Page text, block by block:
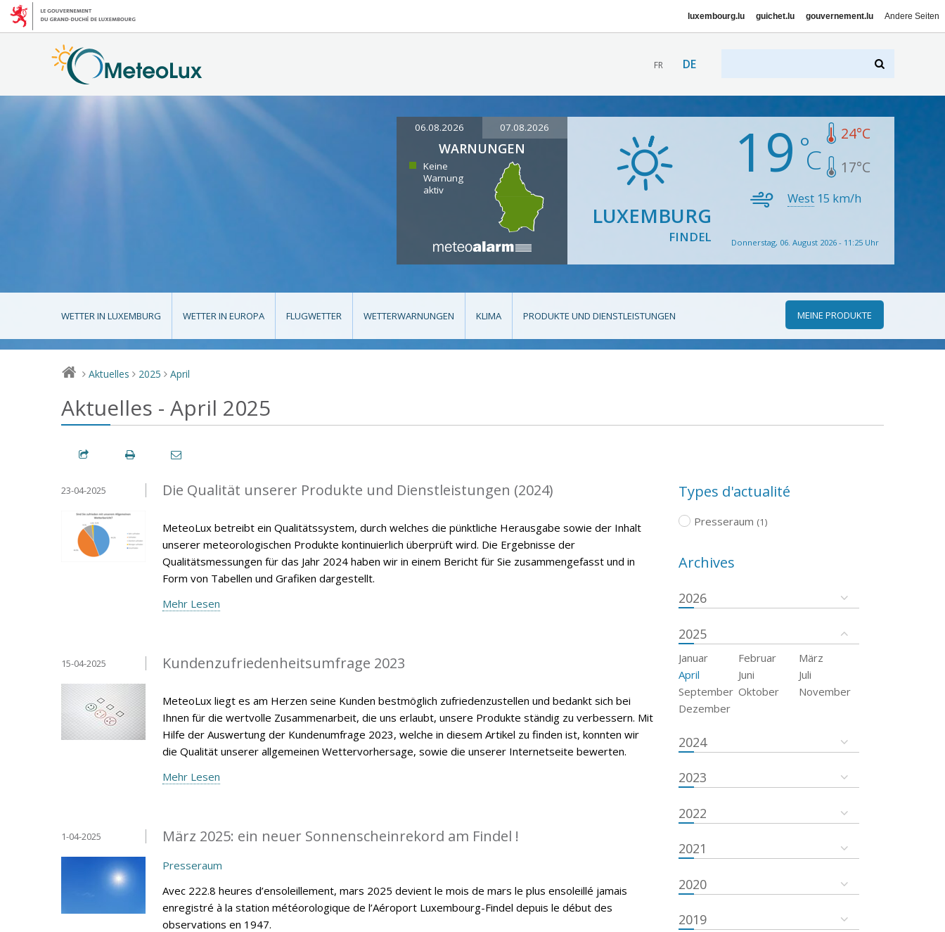
luxembourg.lu guichet.lu gouvernement.lu Andere Seiten
FR DE
06.08.2026 07.08.2026
WARNUNGEN
Keine
Warnung
aktiv
LUXEMBURG
FINDEL
19 24°C
17°C
West 15 km/h
Donnerstag, 06. August 2026 - 11:25 Uhr
WETTER IN LUXEMBURG WETTER IN EUROPA FLUGWETTER WETTERWARNUNGEN KLIMA PRODUKTE UND DIENSTLEISTUNGEN MEINE PRODUKTE
> Aktuelles > 2025 > April
Aktuelles - April 2025
Die Qualität unserer Produkte und Dienstleistungen (2024)
23-04-2025
MeteoLux betreibt ein Qualitätssystem, durch welches die pünktliche Herausgabe sowie der Inhalt
unserer meteorologischen Produkte kontinuierlich überprüft wird. Die Ergebnisse der
Qualitätsmessungen für das Jahr 2024 haben wir in einem Bericht für Sie zusammengefasst und in
Form von Tabellen und Grafiken dargestellt.
Mehr Lesen
Kundenzufriedenheitsumfrage 2023
15-04-2025
MeteoLux liegt es am Herzen seine Kunden bestmöglich zufriedenzustellen und bedankt sich bei
Ihnen für die wertvolle Zusammenarbeit, die uns erlaubt, unsere Produkte ständig zu verbessern. Mit
Hilfe der Auswertung der Kundenumfrage 2023, welche in diesem Artikel zu finden ist, konnten wir
die Qualität unserer allgemeinen Wettervorhersage, sowie die unserer Internetseite bewerten.
Mehr Lesen
März 2025: ein neuer Sonnenscheinrekord am Findel !
1-04-2025
Presseraum
Avec 222.8 heures d’ensoleillement, mars 2025 devient le mois de mars le plus ensoleillé jamais
enregistré à la station météorologique de l’Aéroport Luxembourg-Findel depuis le début des
observations en 1947.
Types d'actualité
Presseraum (1)
Archives
2026
2025
Januar Februar
März
April
Juni
Juli
September Oktober
November
Dezember
2024
2023
2022
2021
2020
2019